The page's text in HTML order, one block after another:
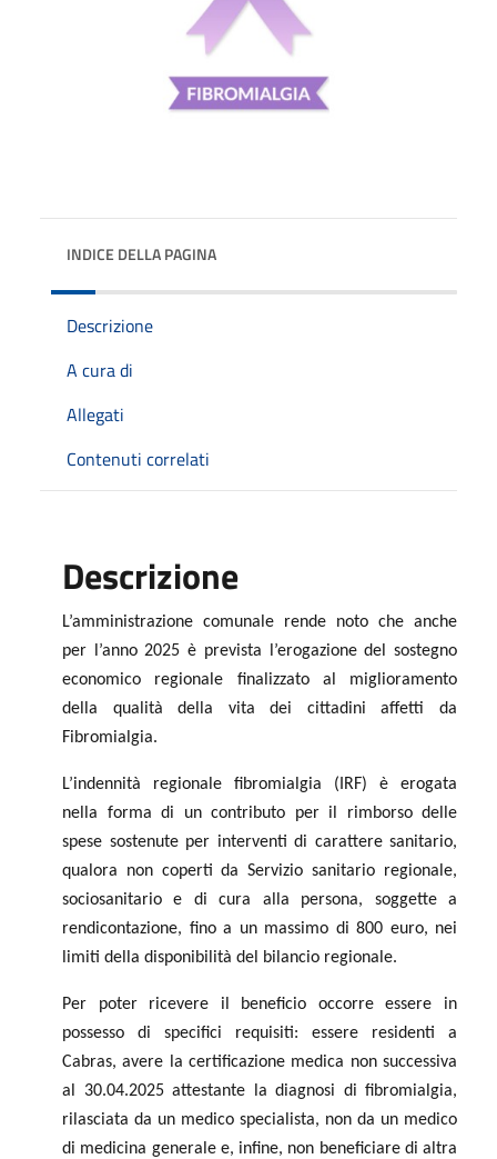
INDICE DELLA PAGINA
Descrizione
A cura di
Allegati
Contenuti correlati
Descrizione
L’amministrazione comunale rende noto che anche
per l’anno 2025 è prevista l’erogazione del sostegno
economico regionale finalizzato al miglioramento
della qualità della vita dei cittadini affetti da
Fibromialgia.
L’indennità regionale fibromialgia (IRF) è erogata
nella forma di un contributo per il rimborso delle
spese sostenute per interventi di carattere sanitario,
qualora non coperti da Servizio sanitario regionale,
sociosanitario e di cura alla persona, soggette a
rendicontazione, fino a un massimo di 800 euro, nei
limiti della disponibilità del bilancio regionale.
Per poter ricevere il beneficio occorre essere in
possesso di specifici requisiti: essere residenti a
Cabras, avere la certificazione medica non successiva
al 30.04.2025 attestante la diagnosi di fibromialgia,
rilasciata da un medico specialista, non da un medico
di medicina generale e, infine, non beneficiare di altra